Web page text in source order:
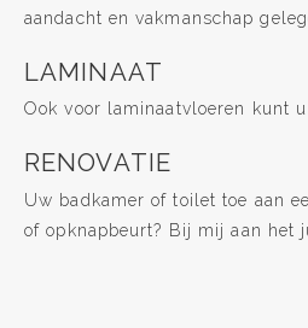
aandacht en vakmanschap
LAMINAAT
Ook voor laminaatvloeren kunt
RENOVATIE
Uw badkamer of toilet toe aan
of opknapbeurt? Bij mij aan het